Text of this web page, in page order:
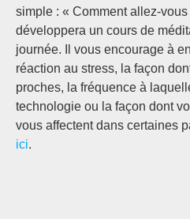
simple : « Comment allez-vous
développera un cours de
journée. Il vous encourage à
réaction au stress, la façon
proches, la fréquence à
technologie ou la façon dont
vous affectent dans certaines
ici.